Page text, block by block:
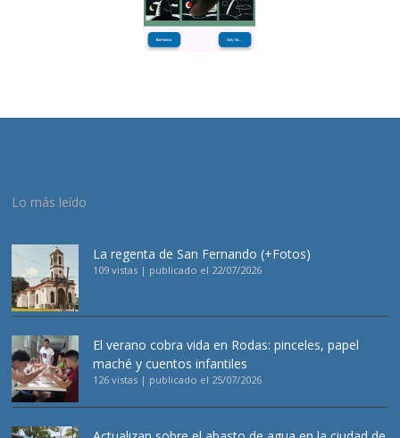
Lo más leído
La regenta de San Fernando (+Fotos)
109 vistas | publicado el 22/07/2026
El verano cobra vida en Rodas: pinceles, papel
maché y cuentos infantiles
126 vistas | publicado el 25/07/2026